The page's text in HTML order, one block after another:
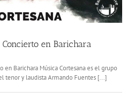
en Barichara
en Barichara Música Cortesana es el grupo
tenor y laudista Armando Fuentes [...]